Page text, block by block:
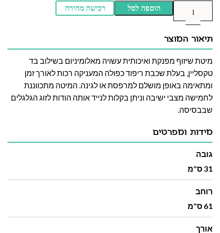
הוספה לסל רכישה מהירה
תיאור המוצר
מיטת שיזוף מפנקת ואיכותית עשויה מאלומיניום בשילוב בד
טקסליין, בעלת שכבת ריפוד כפולה המעניקה רכות לאורך זמן
ומתאימה באופן מושלם למרפסת או לגינה. המיטה מתכווננת
לחמישה מצבי ישיבה וניתן בקלות לנייד אותה הודות לזוג הגלגלים
שבבסיסה.
מידות ומפרטים
גובה
31 ס"מ
רוחב
61 ס"מ
אורך